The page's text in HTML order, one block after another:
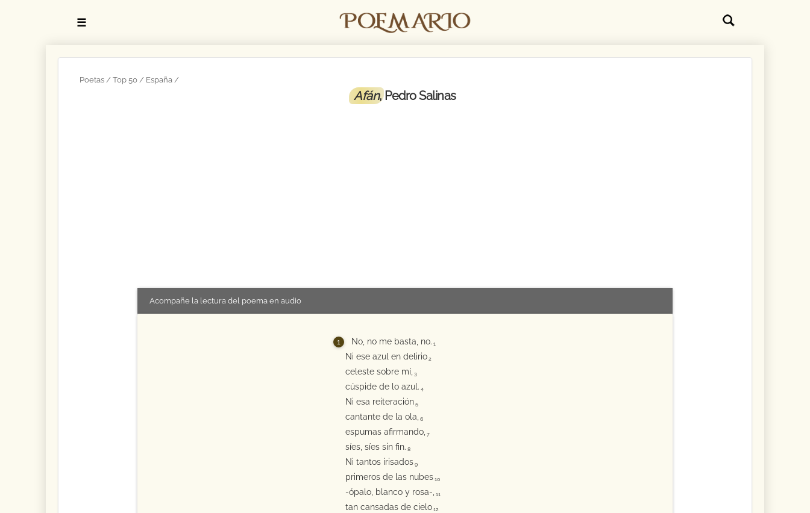
☰
Poetas Top 50 España
Afán, Pedro Salinas
Acompañe la lectura del poema en audio
No, no me basta, no. 1
Ni ese azul en delirio 2
celeste sobre mí, 3
cúspide de lo azul. 4
Ni esa reiteración 5
cantante de la ola, 6
espumas afirmando, 7
síes, síes sin fin. 8
Ni tantos irisados 9
primeros de las nubes 10
-ópalo, blanco y rosa-, 11
tan cansadas de cielo 12